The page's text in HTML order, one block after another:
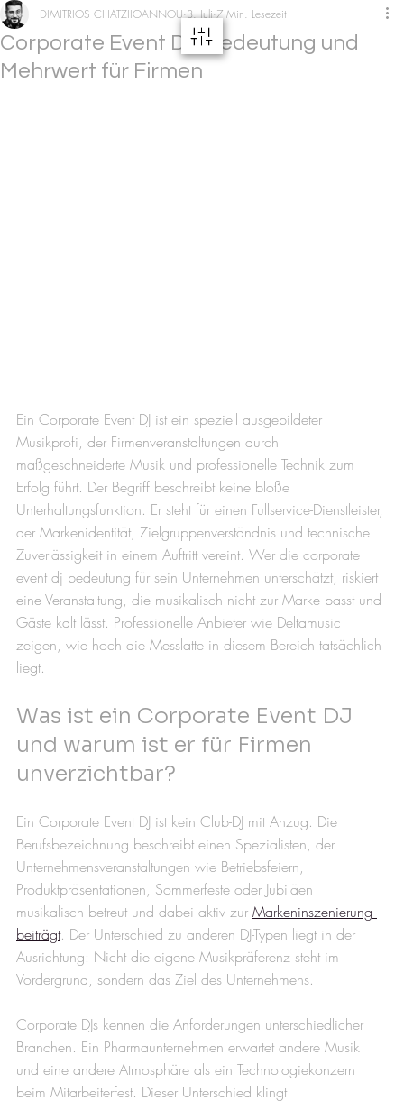
Corporate Event DJ: Bedeutung und
Mehrwert für Firmen
DIMITRIOS CHATZIIOANNOU 3. Juli 7 Min. Lesezeit
Ein Corporate Event DJ ist ein speziell ausgebildeter
Musikprofi, der Firmenveranstaltungen durch
maßgeschneiderte Musik und professionelle Technik zum
Erfolg führt. Der Begriff beschreibt keine bloße
Unterhaltungsfunktion. Er steht für einen Fullservice-Dienstleister,
der Markenidentität, Zielgruppenverständnis und technische
Zuverlässigkeit in einem Auftritt vereint. Wer die corporate
event dj bedeutung für sein Unternehmen unterschätzt, riskiert
eine Veranstaltung, die musikalisch nicht zur Marke passt und
Gäste kalt lässt. Professionelle Anbieter wie Deltamusic
zeigen, wie hoch die Messlatte in diesem Bereich tatsächlich
liegt.
Was ist ein Corporate Event DJ
und warum ist er für Firmen
unverzichtbar?
Ein Corporate Event DJ ist kein Club-DJ mit Anzug. Die
Berufsbezeichnung beschreibt einen Spezialisten, der
Unternehmensveranstaltungen wie Betriebsfeiern,
Produktpräsentationen, Sommerfeste oder Jubiläen
musikalisch betreut und dabei aktiv zur Markeninszenierung
beiträgt. Der Unterschied zu anderen DJ-Typen liegt in der
Ausrichtung: Nicht die eigene Musikpräferenz steht im
Vordergrund, sondern das Ziel des Unternehmens.
Corporate DJs kennen die Anforderungen unterschiedlicher
Branchen. Ein Pharmaunternehmen erwartet andere Musik
und eine andere Atmosphäre als ein Technologiekonzern
beim Mitarbeiterfest. Dieser Unterschied klingt